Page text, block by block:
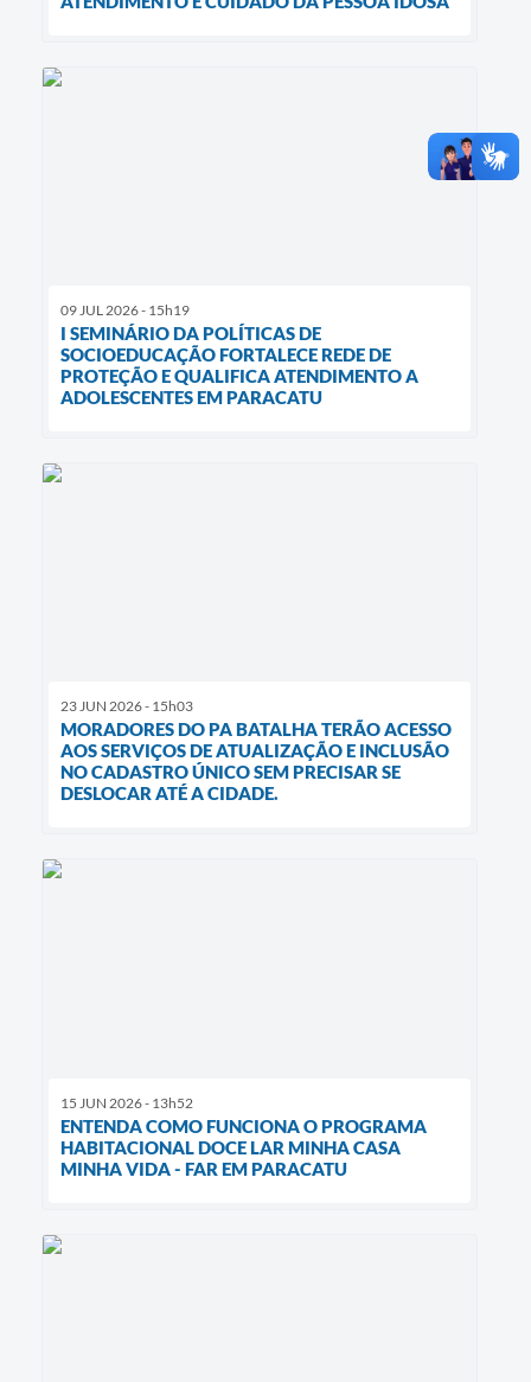
09 JUL 2026 - 15h19
I SEMINÁRIO DA POLÍTICAS DE
SOCIOEDUCAÇÃO FORTALECE REDE DE
PROTEÇÃO E QUALIFICA ATENDIMENTO A
ADOLESCENTES EM PARACATU
23 JUN 2026 - 15h03
MORADORES DO PA BATALHA TERÃO ACESSO
AOS SERVIÇOS DE ATUALIZAÇÃO E INCLUSÃO
NO CADASTRO ÚNICO SEM PRECISAR SE
DESLOCAR ATÉ A CIDADE.
15 JUN 2026 - 13h52
ENTENDA COMO FUNCIONA O PROGRAMA
HABITACIONAL DOCE LAR MINHA CASA
MINHA VIDA - FAR EM PARACATU